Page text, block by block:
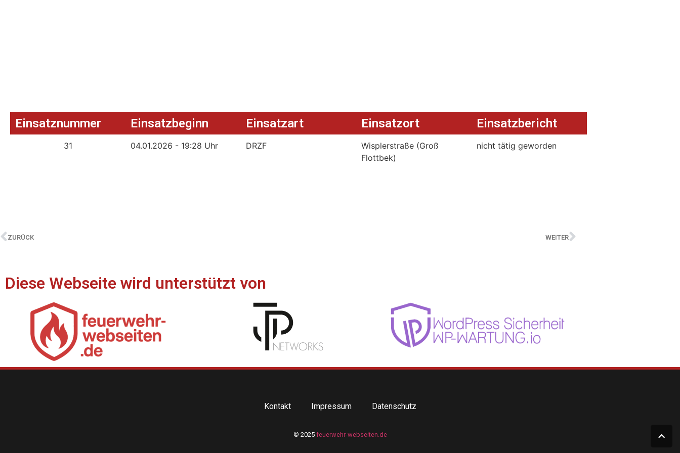
Einsatznummer
31
Einsatzbeginn
04.01.2026 - 19:28 Uhr
Einsatzart
DRZF
Einsatzort
Wisplerstraße (Groß
Flottbek)
Einsatzbericht
nicht tätig geworden
ZURÜCK WEITER
Diese Webseite wird unterstützt von
Kontakt Impressum Datenschutz
© 2025 feuerwehr-webseiten.de